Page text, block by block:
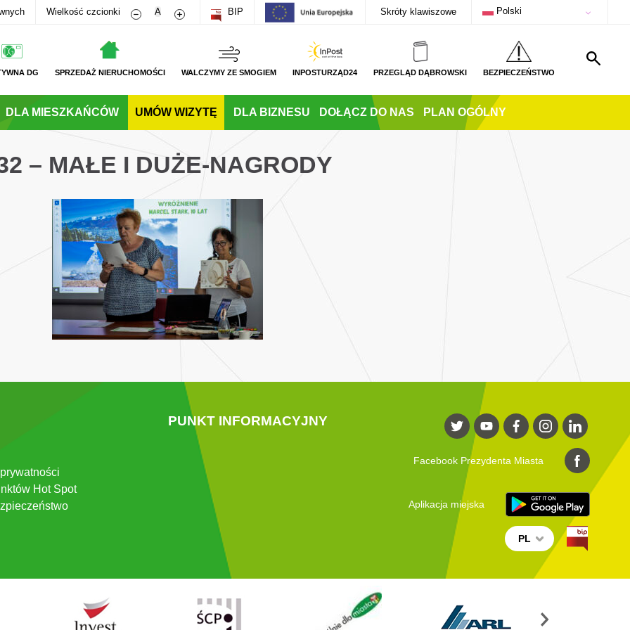
Wielkość czcionki Zmniejsz rozmiar czcionki
A Zwiększ rozmiar czcionki
BIP Skróty klawiszowe Polski
DG SPRZEDAŻ NIERUCHOMOŚCI WALCZYMY ZE SMOGIEM INPOSTURZĄD24 PRZEGLĄD DĄBROWSKI BEZPIECZEŃSTWO
DLA MIESZKAŃCÓW UMÓW WIZYTĘ DLA BIZNESU DOŁĄCZ DO NAS PLAN OGÓLNY
– MAŁE I DUŻE-NAGRODY
Hot Spot
PUNKT INFORMACYJNY
Facebook Prezydenta Miasta
Aplikacja miejska
PL